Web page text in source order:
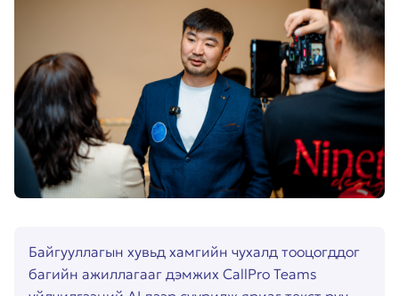
Байгууллагын хувьд хамгийн чухалд тооцогддог
багийн ажиллагааг дэмжих CallPro Teams